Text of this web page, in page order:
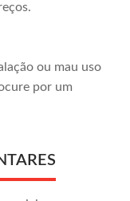
ou mau uso
por um